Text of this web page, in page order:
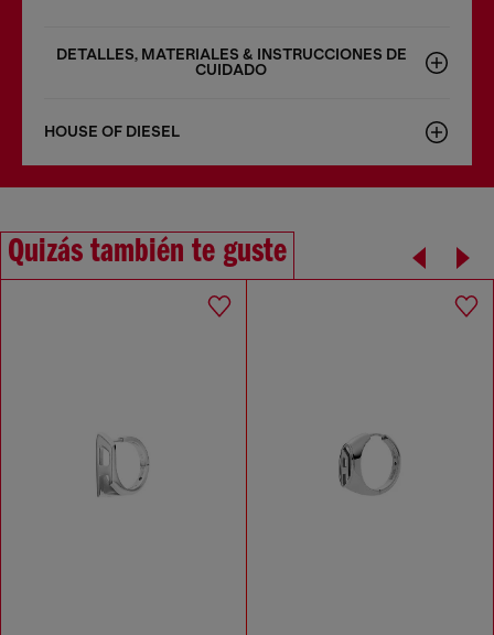
DETALLES, MATERIALES & INSTRUCCIONES DE
CUIDADO
HOUSE OF DIESEL
Quizás también te guste